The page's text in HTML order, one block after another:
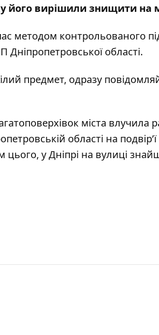
його вирішили знищити на
методом контрольованого
Дніпропетровської області.
предмет, одразу
міста влучила
області на подвір’ї
цього, у Дніпрі на вулиці